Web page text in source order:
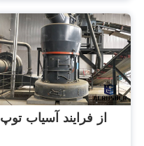
از فرایند آسیاب توپ